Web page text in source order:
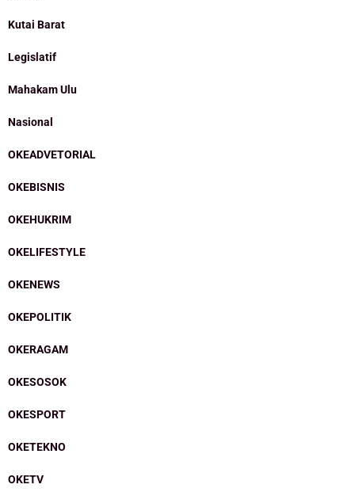
Kutai Barat
Legislatif
Mahakam Ulu
Nasional
OKEADVETORIAL
OKEBISNIS
OKEHUKRIM
OKELIFESTYLE
OKENEWS
OKEPOLITIK
OKERAGAM
OKESOSOK
OKESPORT
OKETEKNO
OKETV